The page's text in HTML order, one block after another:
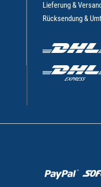
Lieferung &
Rücksendung &